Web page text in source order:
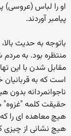
او را لباس (عروسی)
پیامبر آوردند.
باتوجه به حدیث
منتظره بود. به
مقابل شدن با این
است که به قربانیان
ناجوانمردانه بدون
حقیقت کلمه "غزوه"
هیچ معاهده ای را که
هیچ نشانی از چیزی